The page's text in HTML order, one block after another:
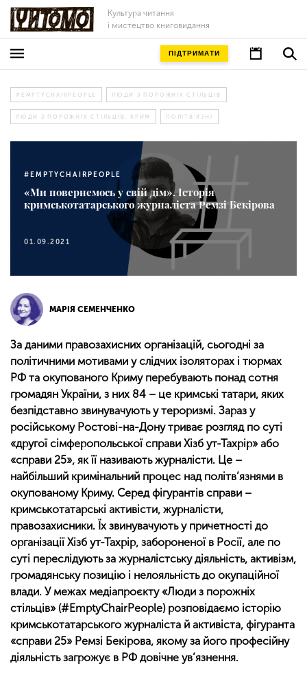
Культура читання
і мистецтво книговидання
ПІДТРИМАТИ
#EMPTYCHAIRPEOPLE ЛЮДИ З ПОРОЖНІХ СТІЛЬЦІВ
ЛЮДИ З ПОРОЖНІХ СТІЛЬЦІВ. КРИМ ПОЛІТВ'ЯЗНІ
#EMPTYCHAIRPEOPLE
«Ми повернемось у свій дім». Історія
кримськотатарського журналіста Ремзі Бекірова
01.09.2021
МАРІЯ СЕМЕНЧЕНКО
За даними правозахисних організацій, сьогодні за
політичними мотивами у слідчих ізоляторах і тюрмах
РФ та окупованого Криму перебувають понад сотня
громадян України, з них 84 – це кримські татари, яких
безпідставно звинувачують у тероризмі. Зараз у
російському Ростові-на-Дону триває розгляд по суті
«другої сімферопольської справи Хізб ут-Тахрір» або
«справи 25», як її називають журналісти. Це –
найбільший кримінальний процес над політв’язнями в
окупованому Криму. Серед фігурантів справи –
кримськотатарські активісти, журналісти,
правозахисники. Їх звинувачують у причетності до
організації Хізб ут-Тахрір, забороненої в Росії, але по
суті переслідують за журналістську діяльність, активізм,
громадянську позицію і нелояльність до окупаційної
влади. У межах медіапроєкту «Люди з порожніх
стільців» (#EmptyChairPeople) розповідаємо історію
кримськотатарського журналіста й активіста, фігуранта
«справи 25» Ремзі Бекірова, якому за його професійну
діяльність загрожує в РФ довічне ув’язнення.